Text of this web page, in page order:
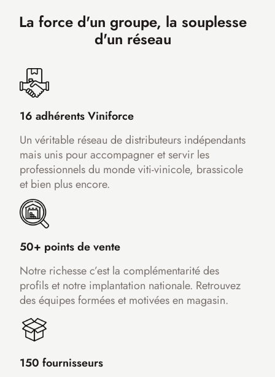
La force d'un groupe, la souplesse
d'un réseau
16 adhérents Viniforce
Un véritable réseau de distributeurs indépendants
mais unis pour accompagner et servir les
professionnels du monde viti-vinicole, brassicole
et bien plus encore.
50+ points de vente
Notre richesse c’est la complémentarité des
profils et notre implantation nationale. Retrouvez
des équipes formées et motivées en magasin.
150 fournisseurs